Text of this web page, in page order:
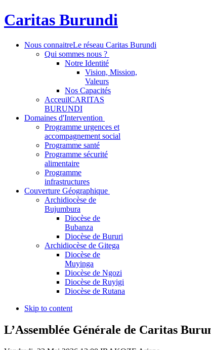
Caritas Burundi
Nous connaitreLe réseau Caritas Burundi
Qui sommes nous ?
Notre Identité
Vision, Mission,
Valeurs
Nos Capacités
AcceuilCARITAS
BURUNDI
Domaines d'Intervention
Programme urgences et
accompagnement social
Programme santé
Programme sécurité
alimentaire
Programme
infrastructures
Couverture Géographique
Archidiocèse de
Bujumbura
Diocèse de
Bubanza
Diocèse de Bururi
Archidiocèse de Gitega
Diocèse de
Muyinga
Diocèse de Ngozi
Diocèse de Ruyigi
Diocèse de Rutana
Skip to content
L’Assemblée Générale de Caritas